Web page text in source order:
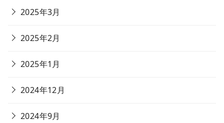
2025年3月
2025年2月
2025年1月
2024年12月
2024年9月